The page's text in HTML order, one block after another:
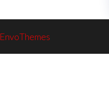
EnvoThemes